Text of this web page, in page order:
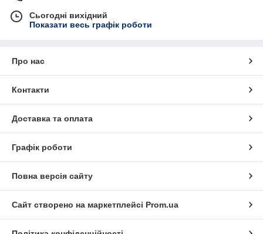
Сьогодні вихідний
Показати весь графік роботи
Про нас
Контакти
Доставка та оплата
Графік роботи
Повна версія сайту
Сайт створено на маркетплейсі Prom.ua